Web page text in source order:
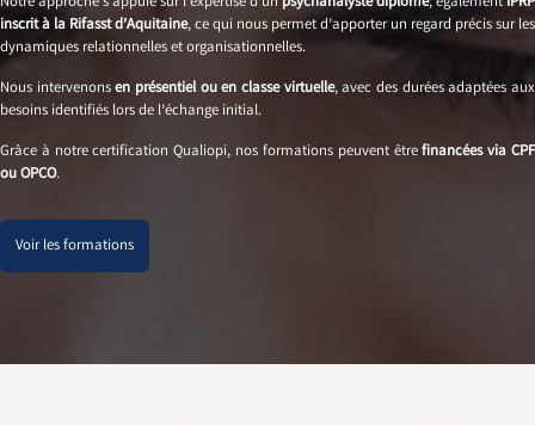
inscrit à la Rifasst d’Aquitaine, ce qui nous permet d’apporter un regard précis sur les
dynamiques relationnelles et organisationnelles.
Nous intervenonsen présentiel ou en classe virtuelle, avec des durées adaptées aux
besoins identifiés lors de l’échange initial.
Grâce à notre certification Qualiopi, nos formations peuvent êtrefinancées via CPF
ou OPCO.
Voir les formations